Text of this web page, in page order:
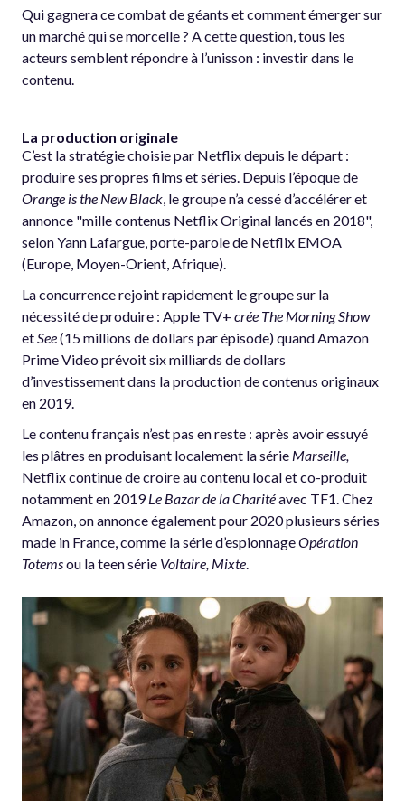
Qui gagnera ce combat de géants et comment émerger sur
un marché qui se morcelle ? A cette question, tous les
acteurs semblent répondre à l’unisson : investir dans le
contenu.
La production originale
C’est la stratégie choisie par Netflix depuis le départ :
produire ses propres films et séries. Depuis l’époque de
Orange is the New Black , le groupe n’a cessé d’accélérer et
annonce "mille contenus Netflix Original lancés en 2018",
selon Yann Lafargue, porte-parole de Netflix EMOA
(Europe, Moyen-Orient, Afrique).
La concurrence rejoint rapidement le groupe sur la
nécessité de produire : Apple TV+ crée The Morning Show
et See(15 millions de dollars par épisode) quand Amazon
Prime Video prévoit six milliards de dollars
d’investissement dans la production de contenus originaux
en 2019.
Le contenu français n’est pas en reste : après avoir essuyé
les plâtres en produisant localement la série Marseille,
Netflix continue de croire au contenu local et co-produit
notamment en 2019Le Bazar de la Charitéavec TF1. Chez
Amazon, on annonce également pour 2020 plusieurs séries
made in France, comme la série d’espionnageOpération
Totemsou la teen série Voltaire, Mixte